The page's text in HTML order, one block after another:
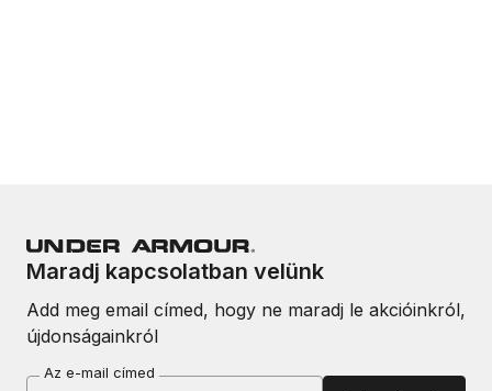
Maradj kapcsolatban velünk
Add meg email címed, hogy ne maradj le akcióinkról,
újdonságainkról
Az e-mail címed